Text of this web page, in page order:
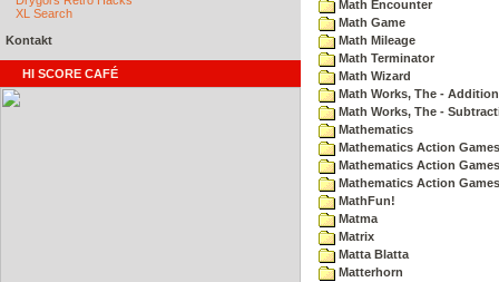
XL Search
Kontakt
HI SCORE CAFÉ
Math Encounter
Math Game
Math Mileage
Math Terminator
Math Wizard
Math Works, The - Addition
Math Works, The -
Mathematics
Mathematics Action
Mathematics Action
Mathematics Action
MathFun!
Matma
Matrix
Matta Blatta
Matterhorn